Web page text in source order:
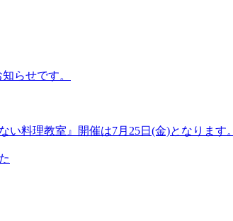
らせです。
い料理教室』開催は7月25日(金)となります。